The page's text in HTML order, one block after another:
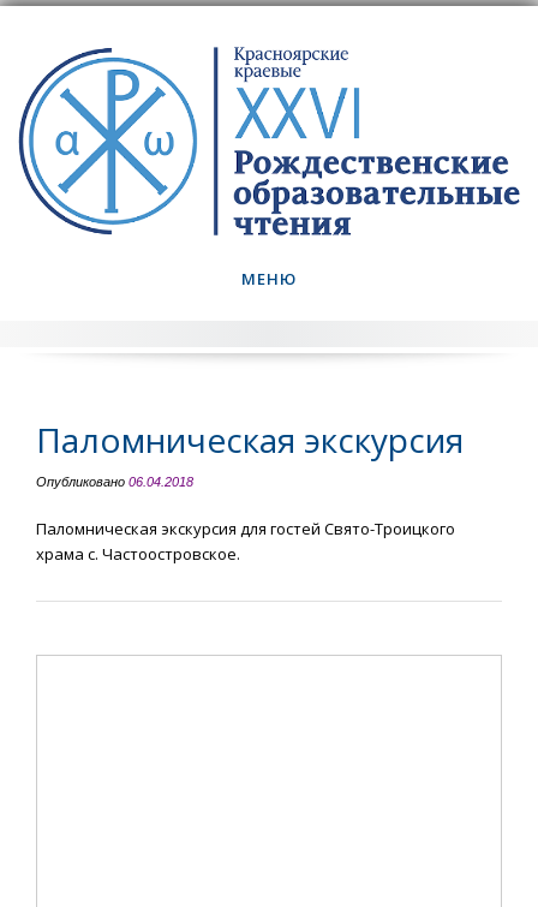
content
МЕНЮ
Паломническая экскурсия
Опубликовано 06.04.2018
Паломническая экскурсия для гостей Свято-Троицкого
храма с. Частоостровское.